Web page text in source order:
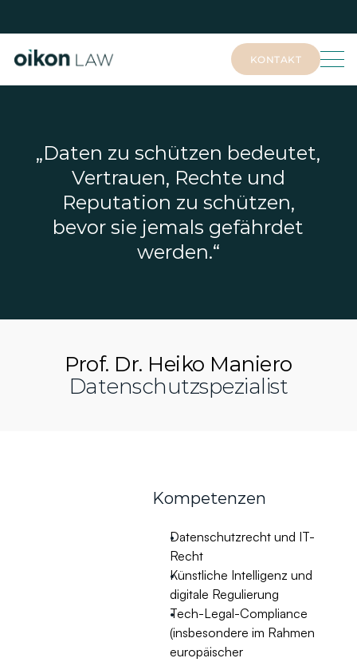
KONTAKT
„Daten zu schützen bedeutet,
Vertrauen, Rechte und
Reputation zu schützen,
bevor sie jemals gefährdet
werden.“
Prof. Dr. Heiko Maniero
Datenschutzspezialist
Kompetenzen
Datenschutzrecht und IT-
Recht
Künstliche Intelligenz und
digitale Regulierung
Tech-Legal-Compliance
(insbesondere im Rahmen
europäischer